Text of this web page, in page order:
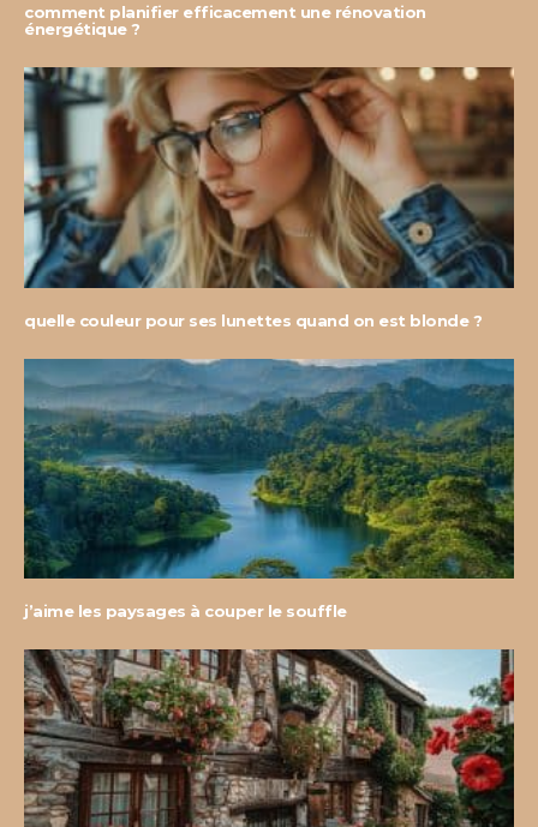
comment planifier efficacement une rénovation
énergétique ?
quelle couleur pour ses lunettes quand on est blonde ?
j’aime les paysages à couper le souffle